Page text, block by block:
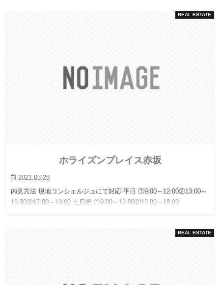
REAL ESTATE
ホライズンプレイス赤坂
2021.03.28
内見方法 現地コンシェルジュにて対応 平日 ①9:00～12:00②13:00～
16:30③17:00～19:00 土日祝 ①9:00～12:00②13:00～18:00
REAL ESTATE